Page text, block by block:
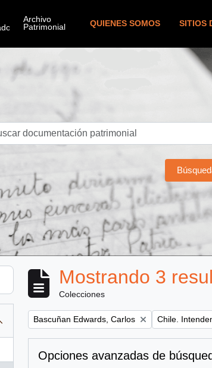
QUIENES SOMOS SITIOS
Mostrando 3
Colecciones
Remove filter:
Bascuñan Edwards, Carlos Remove filter:
Chile.
Opciones avanzadas de